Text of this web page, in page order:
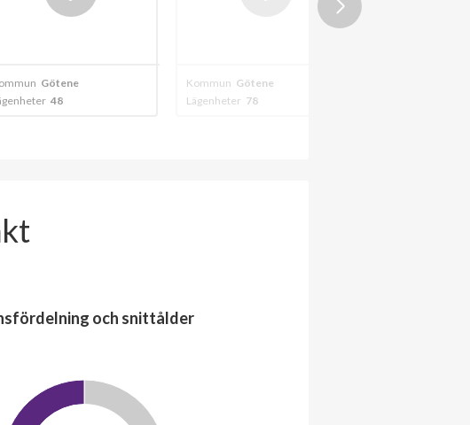
Götene
48
Kommun Götene
Lägenheter 78
och snittålder